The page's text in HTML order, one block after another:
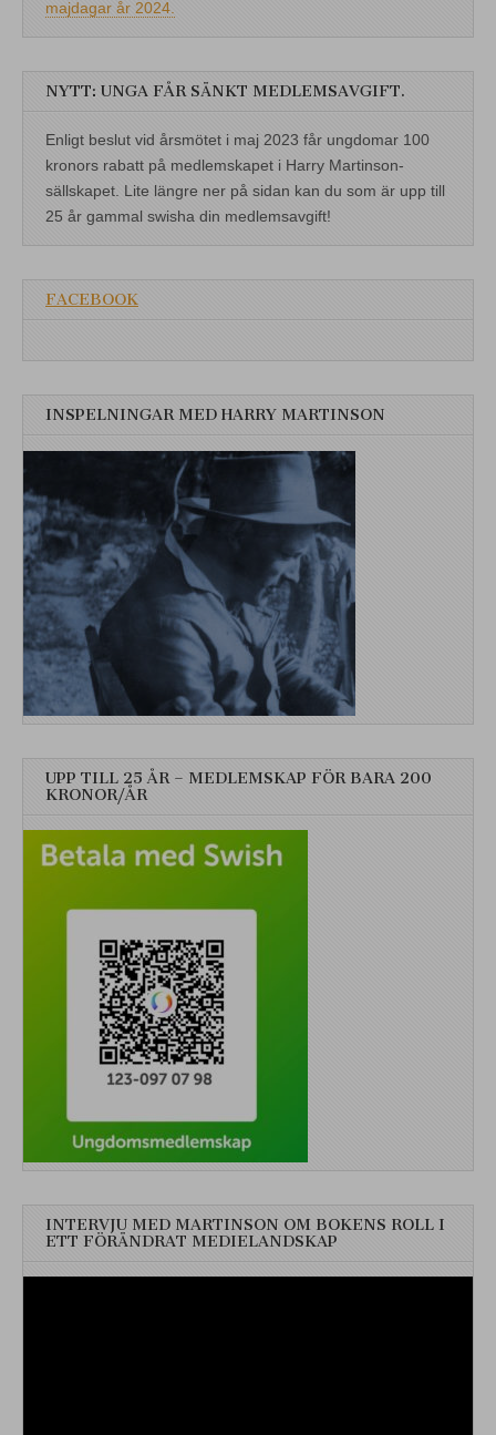
majdagar år 2024.
NYTT: UNGA FÅR SÄNKT MEDLEMSAVGIFT.
Enligt beslut vid årsmötet i maj 2023 får ungdomar 100
kronors rabatt på medlemskapet i Harry Martinson-
sällskapet. Lite längre ner på sidan kan du som är upp till
25 år gammal swisha din medlemsavgift!
FACEBOOK
INSPELNINGAR MED HARRY MARTINSON
UPP TILL 25 ÅR – MEDLEMSKAP FÖR BARA 200
KRONOR/ÅR
INTERVJU MED MARTINSON OM BOKENS ROLL I
ETT FÖRÄNDRAT MEDIELANDSKAP